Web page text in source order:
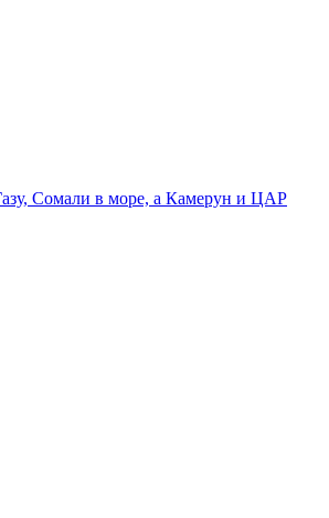
Сомали в море, а Камерун и ЦАР